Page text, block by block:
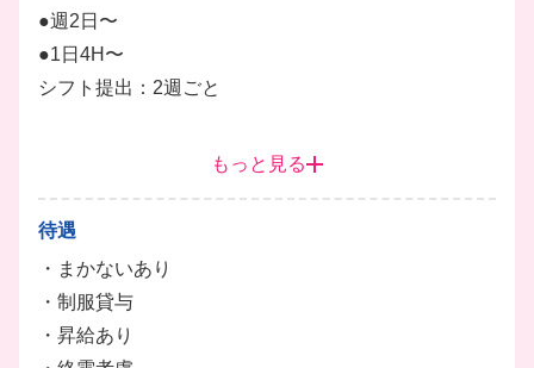
●週2日〜
●1日4H〜
シフト提出：2週ごと
予定が組みやすく、プライベートとの両立もバッチリ
主婦さんなら「09:30〜14:00」、ガッツリ稼ぎたいフ
ひとりに合わせた働き方が可能です！
もっと見る
待遇
・まかないあり
・制服貸与
・昇給あり